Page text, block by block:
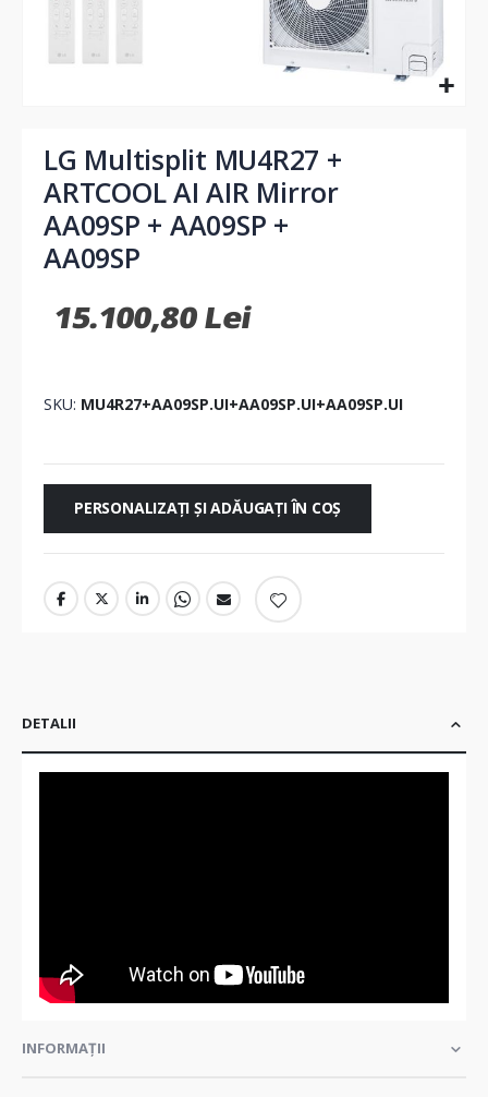
beginning
images
LG Multisplit MU4R27 +
ARTCOOL AI AIR Mirror
AA09SP + AA09SP +
AA09SP
15.100,80 Lei
SKU MU4R27+AA09SP.UI+AA09SP.UI+AA09SP.UI
PERSONALIZAȚI ȘI ADĂUGAȚI ÎN COȘ
DETALII
INFORMAȚII